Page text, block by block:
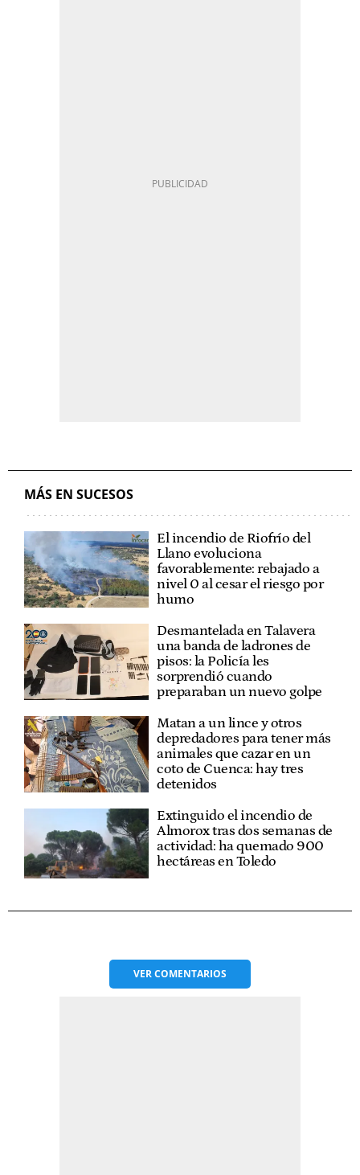
MÁS EN SUCESOS
El incendio de Riofrío del
Llano evoluciona
favorablemente: rebajado a
nivel 0 al cesar el riesgo por
humo
Desmantelada en Talavera
una banda de ladrones de
pisos: la Policía les
sorprendió cuando
preparaban un nuevo golpe
Matan a un lince y otros
depredadores para tener más
animales que cazar en un
coto de Cuenca: hay tres
detenidos
Extinguido el incendio de
Almorox tras dos semanas de
actividad: ha quemado 900
hectáreas en Toledo
VERCOMENTARIOS